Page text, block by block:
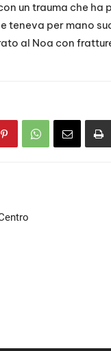
un trauma che
teneva per mano
al Noa con